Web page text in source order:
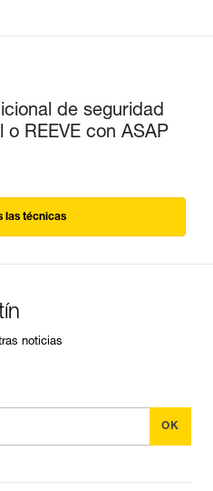
de seguridad
REEVE con ASAP
las técnicas
noticias